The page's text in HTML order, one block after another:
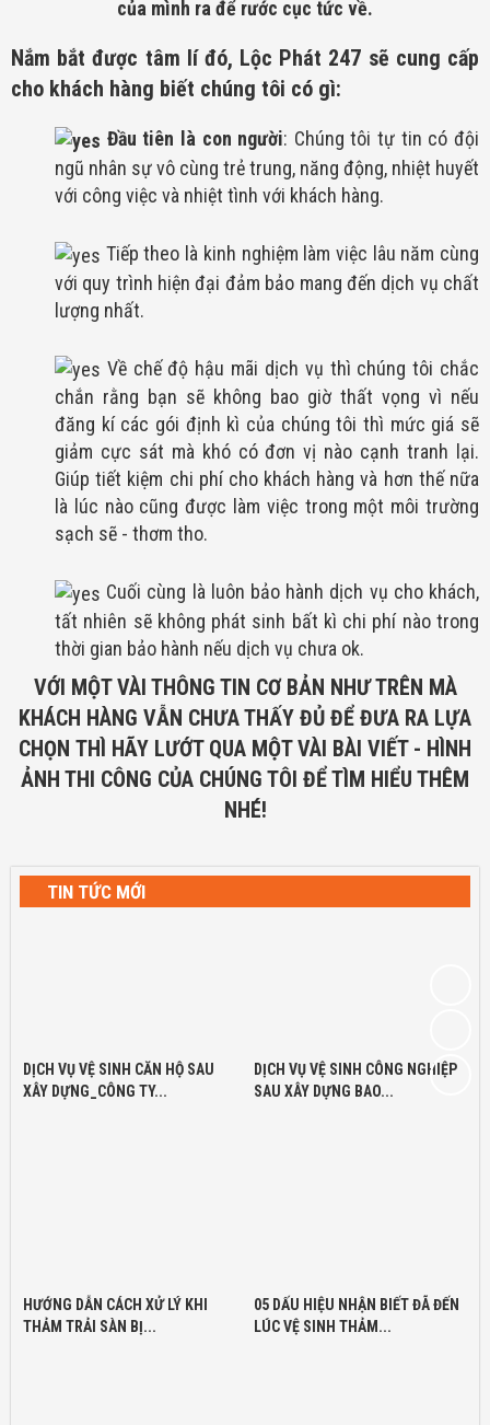
của mình ra để rước cục tức về.
Nắm bắt được tâm lí đó, Lộc Phát 247 sẽ cung cấp
cho khách hàng biết chúng tôi có gì:
Đầu tiên là con người: Chúng tôi tự tin có đội
ngũ nhân sự vô cùng trẻ trung, năng động, nhiệt huyết
với công việc và nhiệt tình với khách hàng.
Tiếp theo là kinh nghiệm làm việc lâu năm cùng
với quy trình hiện đại đảm bảo mang đến dịch vụ chất
lượng nhất.
Về chế độ hậu mãi dịch vụ thì chúng tôi chắc
chắn rằng bạn sẽ không bao giờ thất vọng vì nếu
đăng kí các gói định kì của chúng tôi thì mức giá sẽ
giảm cực sát mà khó có đơn vị nào cạnh tranh lại.
Giúp tiết kiệm chi phí cho khách hàng và hơn thế nữa
là lúc nào cũng được làm việc trong một môi trường
sạch sẽ - thơm tho.
​​​​​​​ Cuối cùng là luôn bảo hành dịch vụ cho khách,
tất nhiên sẽ không phát sinh bất kì chi phí nào trong
thời gian bảo hành nếu dịch vụ chưa ok.
VỚI MỘT VÀI THÔNG TIN CƠ BẢN NHƯ TRÊN MÀ
KHÁCH HÀNG VẪN CHƯA THẤY ĐỦ ĐỂ ĐƯA RA LỰA
CHỌN THÌ HÃY LƯỚT QUA MỘT VÀI BÀI VIẾT - HÌNH
ẢNH THI CÔNG CỦA CHÚNG TÔI ĐỂ TÌM HIỂU THÊM
NHÉ!
TIN TỨC MỚI
DỊCH VỤ VỆ SINH CĂN HỘ SAU
XÂY DỰNG_CÔNG TY...
DỊCH VỤ VỆ SINH CÔNG NGHIỆP
SAU XÂY DỰNG BAO...
HƯỚNG DẪN CÁCH XỬ LÝ KHI
THẢM TRẢI SÀN BỊ...
05 DẤU HIỆU NHẬN BIẾT ĐÃ ĐẾN
LÚC VỆ SINH THẢM...